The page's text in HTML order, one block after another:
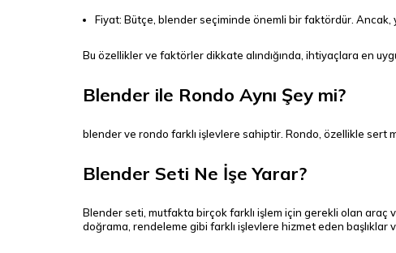
Fiyat: Bütçe, blender seçiminde önemli bir faktördür. Ancak,
Bu özellikler ve faktörler dikkate alındığında, ihtiyaçlara en
Blender ile Rondo Aynı Şey mi?
blender ve rondo farklı işlevlere sahiptir. Rondo, özellikle sert
Blender Seti Ne İşe Yarar?
Blender seti, mutfakta birçok farklı işlem için gerekli olan araç
doğrama, rendeleme gibi farklı işlevlere hizmet eden başlıklar